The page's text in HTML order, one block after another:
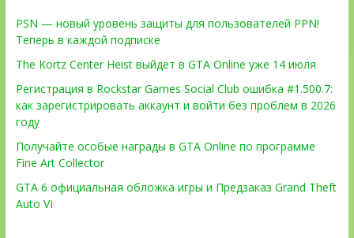
PSN — новый уровень защиты для пользователей PPN!
Теперь в каждой подписке
The Kortz Center Heist выйдет в GTA Online уже 14 июля
Регистрация в Rockstar Games Social Club ошибка #1.500.7:
как зарегистрировать аккаунт и войти без проблем в 2026
году
Получайте особые награды в GTA Online по программе
Fine Art Collector
GTA 6 официальная обложка игры и Предзаказ Grand Theft
Auto VI